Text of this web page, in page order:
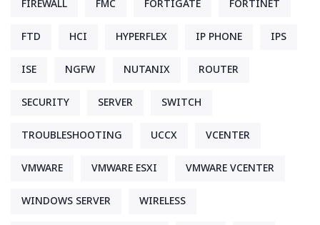
FIREWALL FMC FORTIGATE FORTINET
FTD HCI HYPERFLEX IP PHONE IPS
ISE NGFW NUTANIX ROUTER
SECURITY SERVER SWITCH
TROUBLESHOOTING UCCX VCENTER
VMWARE VMWARE ESXI VMWARE VCENTER
WINDOWS SERVER WIRELESS